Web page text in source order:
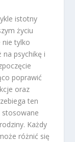
istotny
życiu
nie tylko
na psychikę i
poprawić
oraz
ten
stosowane
Każdy
różnić się